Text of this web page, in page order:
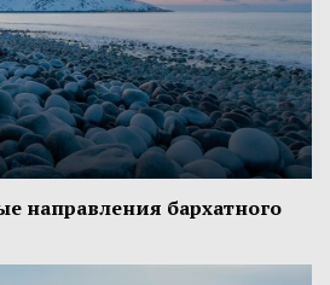
направления бархатного